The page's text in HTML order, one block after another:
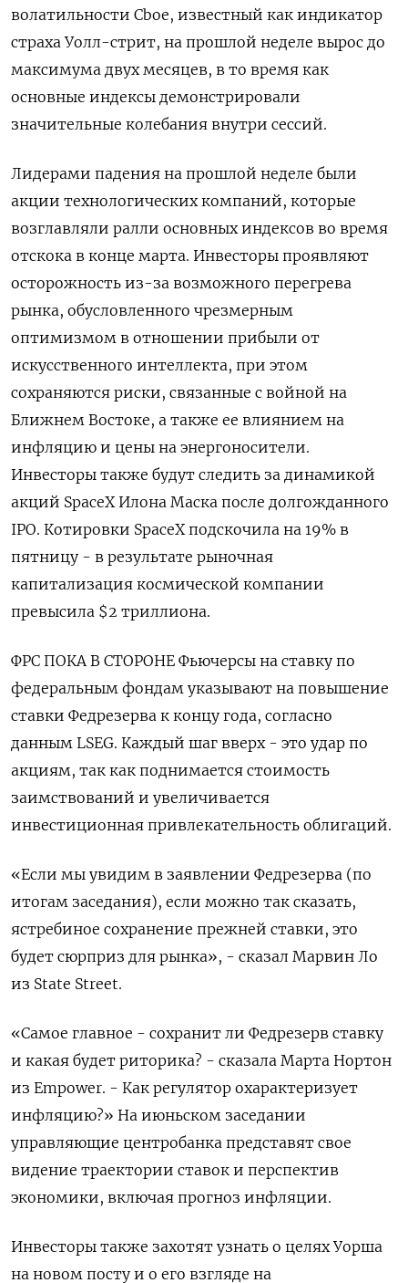
волатильности Cboe, известный как индикатор
страха Уолл-стрит, на прошлой неделе вырос до
максимума двух ​месяцев, в то время как
основные индексы демонстрировали
значительные колебания внутри сессий.
Лидерами падения на прошлой ‌неделе были
акции технологических компаний, которые
возглавляли ралли основных индексов во время
отскока в конце марта. ​Инвесторы проявляют
осторожность из-за возможного перегрева
рынка, обусловленного чрезмерным
оптимизмом в отношении прибыли от
искусственного интеллекта, при ‌этом
сохраняются риски, связанные с войной на
Ближнем Востоке, а также ее влиянием на
инфляцию и цены на энергоносители.
Инвесторы также будут следить за динамикой
акций SpaceX Илона Маска после ​долгожданного
IPO. Котировки SpaceX ​подскочила на 19% в
‌пятницу - в результате рыночная
капитализация космической компании
превысила $2 триллиона.
ФРС ПОКА В СТОРОНЕ Фьючерсы на ставку по
федеральным ​фондам указывают на повышение
ставки Федрезерва к концу года, согласно
данным LSEG. Каждый шаг вверх - это удар по
акциям, так как поднимается стоимость
заимствований и увеличивается
инвестиционная привлекательность облигаций.
«Если мы увидим в заявлении Федрезерва (по
итогам заседания), если можно так сказать,
ястребиное сохранение прежней ставки, это
будет сюрприз для рынка», - сказал Марвин Ло
из State Street.
«Самое главное - сохранит ли Федрезерв ставку
и какая будет риторика? - сказала Марта Нортон
из Empower. - Как ​регулятор охарактеризует
инфляцию?» На июньском заседании
управляющие ⁠центробанка представят свое
видение траектории ставок и перспектив
экономики, включая прогноз инфляции.
Инвесторы также захотят узнать о целях Уорша
на новом посту и о ‌его взгляде на